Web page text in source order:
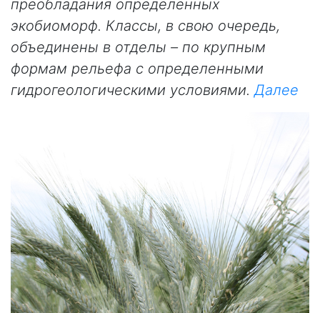
преобладания определенных
экобиоморф. Классы, в свою очередь,
объединены в отделы – по крупным
формам рельефа с определенными
гидрогеологическими условиями.Далее